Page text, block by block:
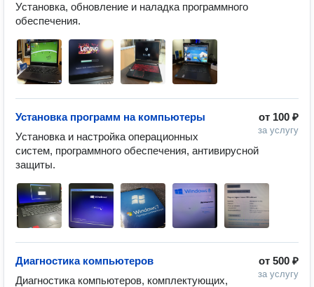
Установка, обновление и наладка программного
обеспечения.
от 100 ₽
за услугу
Установка программ на компьютеры
Установка и настройка операционных
систем, программного обеспечения, антивирусной
защиты.
от 500 ₽
за услугу
Диагностика компьютеров
Диагностика компьютеров, комплектующих,